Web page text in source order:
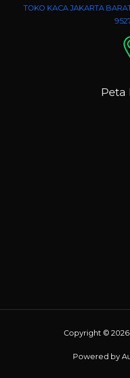
TOKO KACA JAKARTA
Peta
Copyright © 2026
Powered by